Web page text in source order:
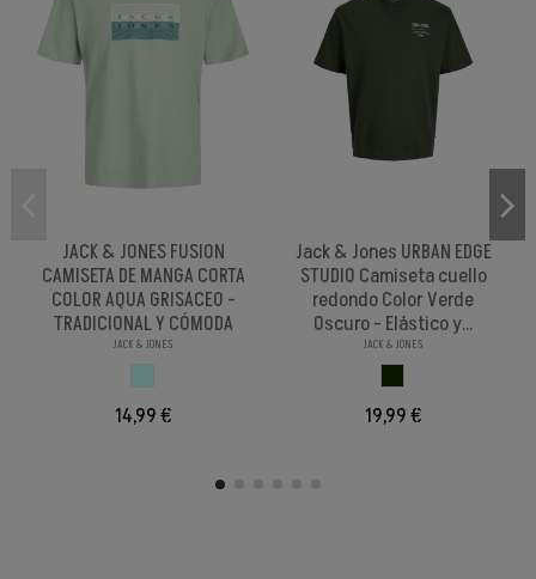
JACK & JONES FUSION
CAMISETA DE MANGA CORTA
COLOR AQUA GRISACEO -
TRADICIONAL Y CÓMODA
JACK & JONES
14,99 €
Jack & Jones URBAN EDGE
STUDIO Camiseta cuello
redondo Color Verde
Oscuro - Elástico y...
JACK & JONES
19,99 €